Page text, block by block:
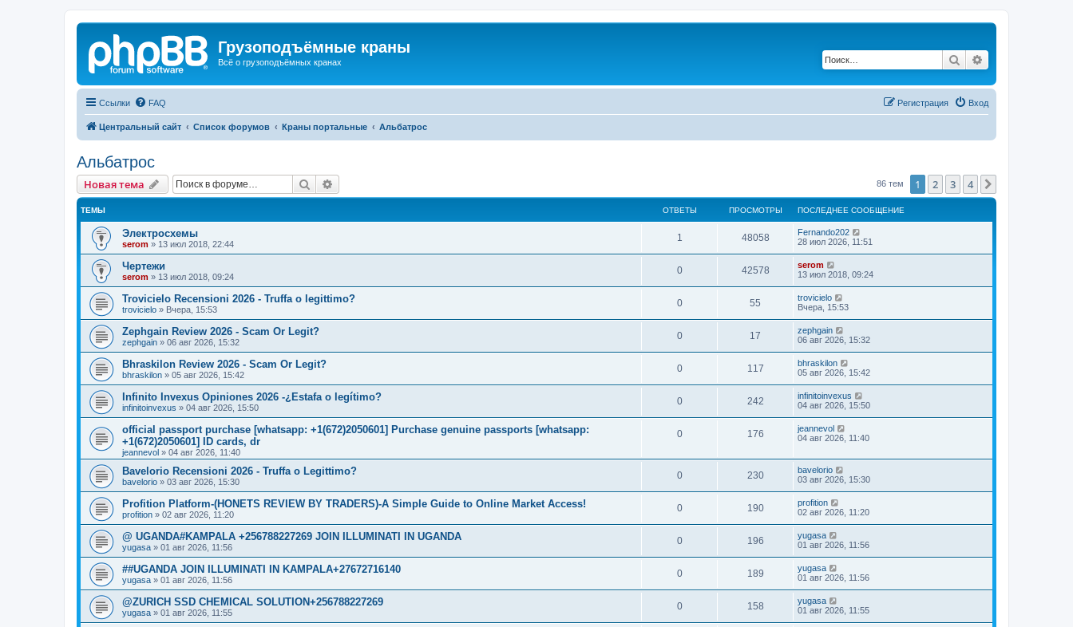
Грузоподъёмные краны
Всё о грузоподъёмных кранах Поиск
Ссылки FAQ Вход
Регистрация
Центральный сайт Список форумов Краны портальные Альбатрос
Альбатрос
Новая тема Поиск 86 тем 1 2 3 4
ТЕМЫ ОТВЕТЫ ПРОСМОТРЫ ПОСЛЕДНЕЕ СООБЩЕНИЕ
Электросхемы
serom » 13 июл 2018, 22:44
1 48058
Fernando202
28 июл 2026, 11:51
Чертежи
serom » 13 июл 2018, 09:24
0 42578
serom
13 июл 2018, 09:24
Trovicielo Recensioni 2026 - Truffa o legittimo?
trovicielo » Вчера, 15:53
0 55
trovicielo
Вчера, 15:53
Zephgain Review 2026 - Scam Or Legit?
zephgain » 06 авг 2026, 15:32
0 17
zephgain
06 авг 2026, 15:32
Bhraskilon Review 2026 - Scam Or Legit?
bhraskilon » 05 авг 2026, 15:42
0 117
bhraskilon
05 авг 2026, 15:42
Infinito Invexus Opiniones 2026 -¿Estafa o legítimo?
infinitoinvexus » 04 авг 2026, 15:50
0 242
infinitoinvexus
04 авг 2026, 15:50
official passport purchase [whatsapp: +1(672)2050601] Purchase genuine passports [whatsapp:
+1(672)2050601] ID cards, dr
jeannevol » 04 авг 2026, 11:40
0 176
jeannevol
04 авг 2026, 11:40
Bavelorio Recensioni 2026 - Truffa o Legittimo?
bavelorio » 03 авг 2026, 15:30
0 230
bavelorio
03 авг 2026, 15:30
Profition Platform-(HONETS REVIEW BY TRADERS)-A Simple Guide to Online Market Access!
profition » 02 авг 2026, 11:20
0 190
profition
02 авг 2026, 11:20
@ UGANDA#KAMPALA +256788227269 JOIN ILLUMINATI IN UGANDA
yugasa » 01 авг 2026, 11:56
0 196
yugasa
01 авг 2026, 11:56
##UGANDA JOIN ILLUMINATI IN KAMPALA+27672716140
yugasa » 01 авг 2026, 11:56
0 189
yugasa
01 авг 2026, 11:56
@ZURICH SSD CHEMICAL SOLUTION+256788227269
yugasa » 01 авг 2026, 11:55
0 158
yugasa
01 авг 2026, 11:55